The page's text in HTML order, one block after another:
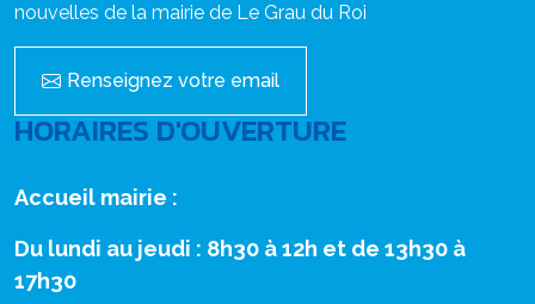
nouvelles de la mairie de Le Grau du Roi
Renseignez votre email
HORAIRES D'OUVERTURE
Accueil mairie :
Du lundi au jeudi : 8h30 à 12h et de 13h30 à
17h30